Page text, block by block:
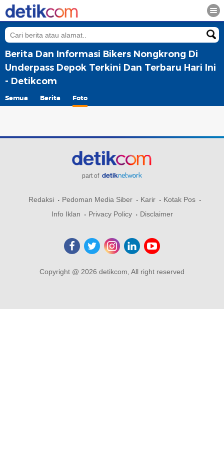
Berita Dan Informasi Bikers Nongkrong Di
Underpass Depok Terkini Dan Terbaru Hari Ini
- Detikcom
Semua Berita Foto
part of
Redaksi Pedoman Media Siber Karir
Kotak Pos
Info Iklan
Privacy Policy Disclaimer
Copyright @ 2026 detikcom, All right reserved